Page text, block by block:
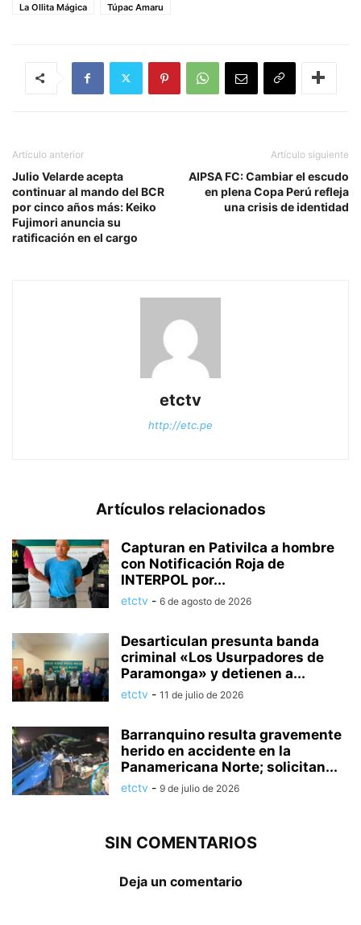
La Ollita Mágica
Túpac Amaru
Artículo anterior
Julio Velarde acepta
continuar al mando del BCR
por cinco años más: Keiko
Fujimori anuncia su
ratificación en el cargo
Artículo siguiente
AIPSA FC: Cambiar el escudo
en plena Copa Perú refleja
una crisis de identidad
etctv
http://etc.pe
Artículos relacionados
Capturan en Pativilca a hombre
con Notificación Roja de
INTERPOL por...
etctv - 6 de agosto de 2026
Desarticulan presunta banda
criminal «Los Usurpadores de
Paramonga» y detienen a...
etctv - 11 de julio de 2026
Barranquino resulta gravemente
herido en accidente en la
Panamericana Norte; solicitan...
etctv - 9 de julio de 2026
SIN COMENTARIOS
Deja un comentario